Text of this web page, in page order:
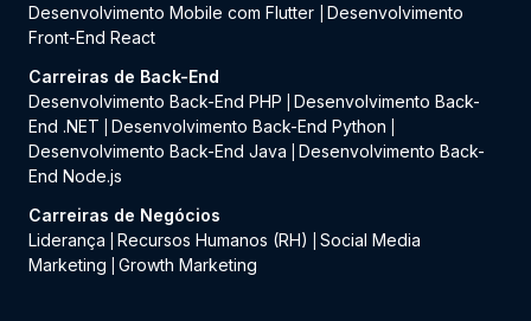
Desenvolvimento Mobile com Flutter
Desenvolvimento
Front-End React
Carreiras de Back-End
Desenvolvimento Back-End PHP
Desenvolvimento Back-
End .NET
Desenvolvimento Back-End Python
Desenvolvimento Back-End Java
Desenvolvimento Back-
End Node.js
Carreiras de Negócios
Liderança
Recursos Humanos (RH)
Social Media
Marketing
Growth Marketing